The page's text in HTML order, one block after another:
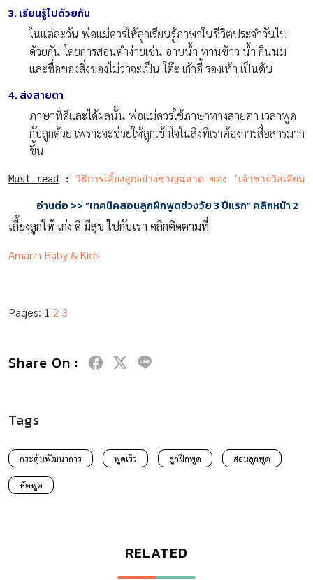
3. เรียนรู้ไปด้วยกัน
ในแต่ละวัน พ่อแม่ควรให้ลูกเรียนรู้ภาษาในชีวิตประจำวันไป
ด้วยกัน โดยการสอนคำง่ายเช่น อาบน้ำ ทานข้าว น้ำ กินนม
และชื่อของสิ่งของไม่ว่าจะเป็น โต๊ะ เก้าอี้ รองเท้า เป็นต้น
4. ส่งสายตา
ภาษาที่ดีและได้ผลนั้น พ่อแม่ควรใช้ภาษาทางสายตา เวลาพูด
กับลูกด้วย เพราะจะช่วยให้ลูกเข้าใจในสิ่งที่เราต้องการสื่อสารมาก
ขึ้น
Must read : วิธีการเลี้ยงลูกอย่างชาญฉลาด ของ ‘เจ้าชายวิลเลีย
อ่านต่อ >> “เทคนิคสอนลูกฝึกพูดช่วงวัย 3 ปีแรก” คลิกหน้า 2
เลี้ยงลูกให้ เก่ง ดี มีสุข ไปกับเรา คลิกติดตามที่
Amarin Baby & Kids
Pages: 1 2 3
Share On :
Tags
กระตุ้นพัฒนาการ พูดเร็ว ลูกฝึกพูด สอนลูกพูด
หัดพูด
RELATED